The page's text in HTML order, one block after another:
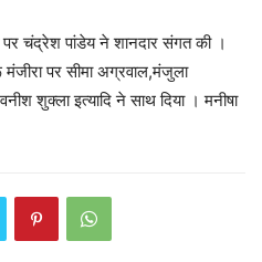
पर चंद्रेश पांडेय ने शानदार संगत की ।
पर सीमा अग्रवाल,मंजुला
शुक्ला इत्यादि ने साथ दिया । मनीषा